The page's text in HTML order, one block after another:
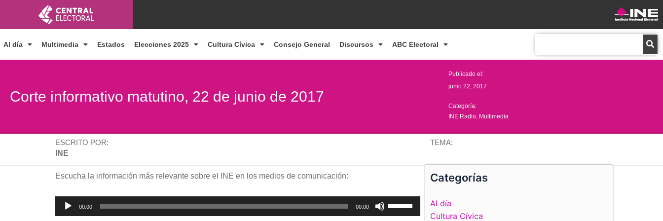
contenido
Al día Multimedia Estados Elecciones 2025 Cultura Cívica Consejo General Discursos ABC Electoral
Corte informativo matutino, 22 de junio de 2017
Publicado el:
junio 22, 2017
Categoría:
INE Radio Multimedia
ESCRITO POR:
INE
TEMA:
Escucha la información más relevante sobre el INE en los medios de comunicación:
Reproductor
de
00:00 00:00
las
Categorías
Al día
Cultura Cívica